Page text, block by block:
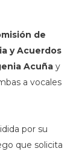
de
y Acuerdos
Acuña y
a vocales
por su
que solicita